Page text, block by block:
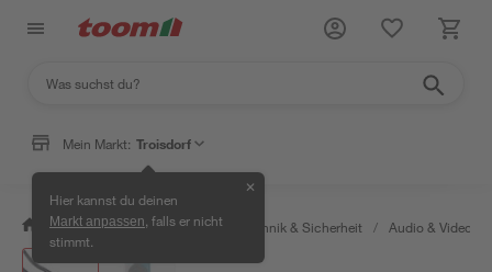
Mein Markt: Troisdorf
Hier kannst du deinen
Markt anpassen , falls er nicht
stimmt.
✕
/ Bauen & Renovieren / Haustechnik & Sicherheit / Audio & Video